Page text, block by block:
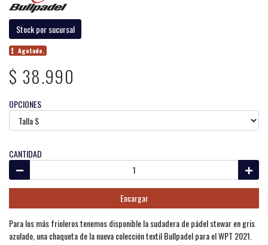
Stock por sucursal
Agotado.
$ 38.990
OPCIONES
CANTIDAD
Encargar
Para los más frioleros tenemos disponible la sudadera de pádel stewar en gris
azulado, una chaqueta de la nueva colección textil Bullpadel para el WPT 2021.